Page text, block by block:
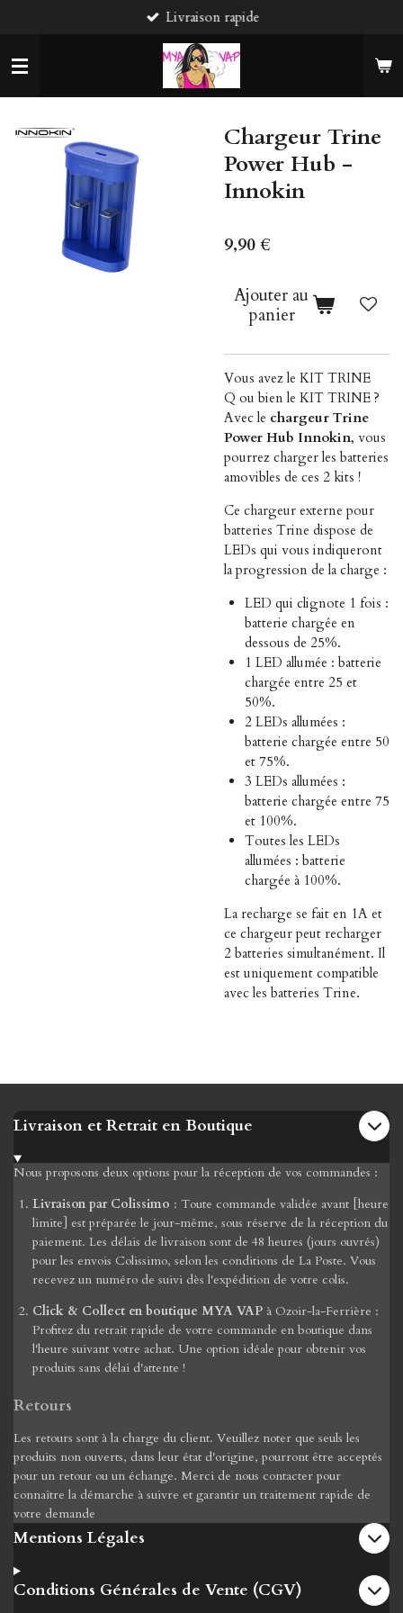
contenu
principal
Livraison rapide
Chargeur Trine
Power Hub -
Innokin
9,90 €
Ajouter au
panier
Vous avez le KIT TRINE
Q ou bien le KIT TRINE ?
Avec le chargeur Trine
Power Hub Innokin, vous
pourrez charger les batteries
amovibles de ces 2 kits !
Ce chargeur externe pour
batteries Trine dispose de
LEDs qui vous indiqueront
la progression de la charge :
LED qui clignote 1 fois :
batterie chargée en
dessous de 25%.
1 LED allumée : batterie
chargée entre 25 et
50%.
2 LEDs allumées :
batterie chargée entre 50
et 75%.
3 LEDs allumées :
batterie chargée entre 75
et 100%.
Toutes les LEDs
allumées : batterie
chargée à 100%.
La recharge se fait en 1A et
ce chargeur peut recharger
2 batteries simultanément. Il
est uniquement compatible
avec les batteries Trine.
Livraison et Retrait en Boutique
Nous proposons deux options pour la réception de vos commandes :
Livraison par Colissimo : Toute commande validée avant [heure
limite] est préparée le jour-même, sous réserve de la réception du
paiement. Les délais de livraison sont de 48 heures (jours ouvrés)
pour les envois Colissimo, selon les conditions de La Poste. Vous
recevez un numéro de suivi dès l'expédition de votre colis.
Click & Collect en boutique MYA VAP à Ozoir-la-Ferrière :
Profitez du retrait rapide de votre commande en boutique dans
l'heure suivant votre achat. Une option idéale pour obtenir vos
produits sans délai d'attente !
Retours
Les retours sont à la charge du client. Veuillez noter que seuls les
produits non ouverts, dans leur état d'origine, pourront être acceptés
pour un retour ou un échange. Merci de nous contacter pour
connaître la démarche à suivre et garantir un traitement rapide de
votre demande
Mentions Légales
Conditions Générales de Vente (CGV)